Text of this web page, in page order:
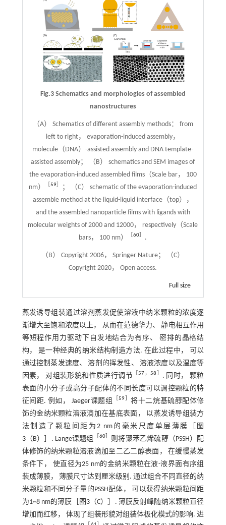
Fig.3 Schematics and morphologies of assembled
nanostructures
（A） Schematics of different assembly methods： from
left to right， evaporation-induced assembly，
molecule（DNA）-assisted assembly and DNA template-
assisted assembly； （B） schematics and SEM images of
the evaporation-induced assembled films（Scale bar， 100
nm）
［59］
； （C） schematic of the evaporation-induced
assemble method at the liquid-liquid interface（top），
and the assembled nanoparticle films with ligands with
molecular weights of 2000 and 12000， respectively（Scale
bars， 100 nm）
［60］ .
（B） Copyright 2006， Springer Nature； （C）
Copyright 2020， Open access.
Full size
蒸发诱导组装通过溶剂蒸发促使溶液中纳米颗粒的浓度逐
渐增大至饱和浓度以上， 从而在范德华力、 静电相互作用
等短程作用力驱动下自发地结合为有序、 密排的晶格结
构， 是一种经典的纳米结构制造方法. 在此过程中， 可以
通过控制蒸发速度、 溶剂的挥发性、 溶液浓度以及温度等
因素， 对组装形貌和性质进行调节 ［57 ，58］ . 同时， 颗粒
表面的小分子或高分子配体的不同长度可以调控颗粒的特
征间距. 例如， Jaeger课题组
［59］将十二烷基硫醇配体修
饰的金纳米颗粒溶液滴加在基底表面， 以蒸发诱导组装方
法制造了颗粒间距为2 nm的毫米尺度单层薄膜［
图
3（B）］. Lange课题组 ［60］ 则将聚苯乙烯硫醇（PSSH）配
体修饰的纳米颗粒溶液滴加至二乙二醇表面， 在缓慢蒸发
条件下， 使直径为25 nm的金纳米颗粒在液-液界面有序组
装成薄膜， 薄膜尺寸达到厘米级别. 通过组合不同直径的纳
米颗粒和不同分子量的PSSH配体， 可以获得纳米颗粒间距
为1~8 nm的薄膜［
图3（C）］. 薄膜反射峰随纳米颗粒直径
增加而红移， 体现了组装形貌对组装体极化模式的影响. 进